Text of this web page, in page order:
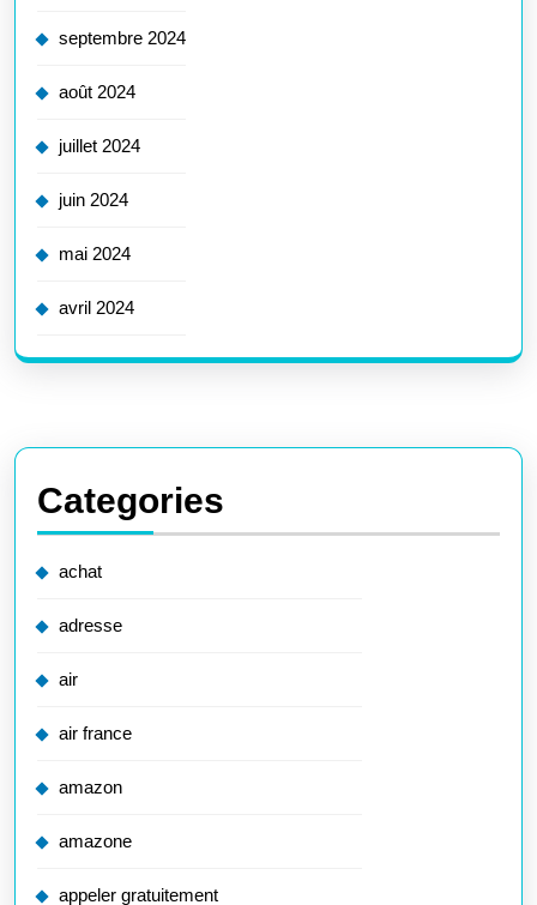
septembre 2024
août 2024
juillet 2024
juin 2024
mai 2024
avril 2024
Categories
achat
adresse
air
air france
amazon
amazone
appeler gratuitement